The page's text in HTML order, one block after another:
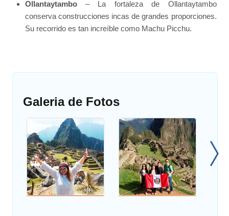
Ollantaytambo– La fortaleza de Ollantaytambo
conserva construcciones incas de grandes proporciones.
Su recorrido es tan increíble como Machu Picchu.
Galeria de Fotos